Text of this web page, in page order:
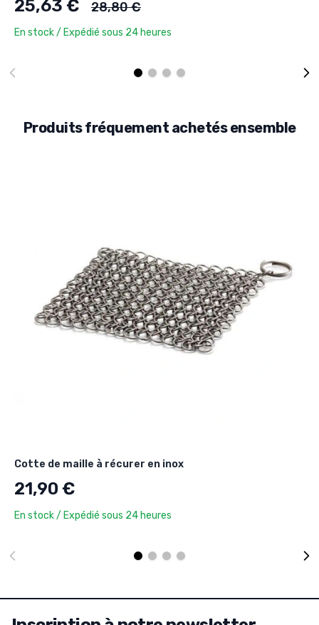
25,63 € 28,80 €
En stock / Expédié sous 24 heures
Produits fréquement achetés ensemble
Cotte de maille à récurer en inox
21,90 €
En stock / Expédié sous 24 heures